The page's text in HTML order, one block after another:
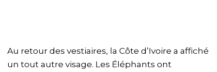
Au retour des vestiaires, la Côte d’Ivoire a affiché
un tout autre visage. Les Éléphants ont